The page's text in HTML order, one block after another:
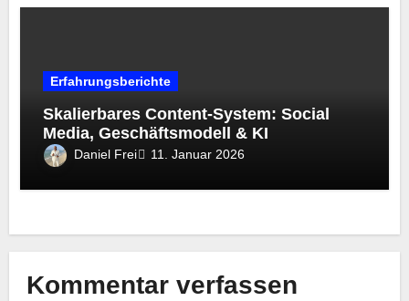
Erfahrungsberichte
Skalierbares Content-System: Social
Media, Geschäftsmodell & KI
Daniel Frei 11. Januar 2026
Kommentar verfassen